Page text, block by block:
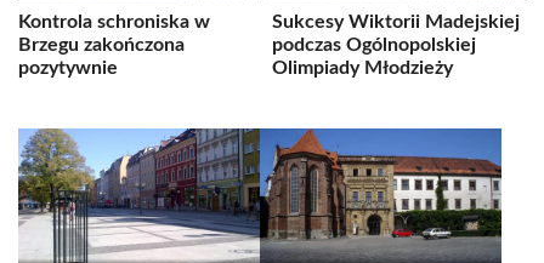
Kontrola schroniska w
Brzegu zakończona
pozytywnie
Sukcesy Wiktorii Madejskiej
podczas Ogólnopolskiej
Olimpiady Młodzieży